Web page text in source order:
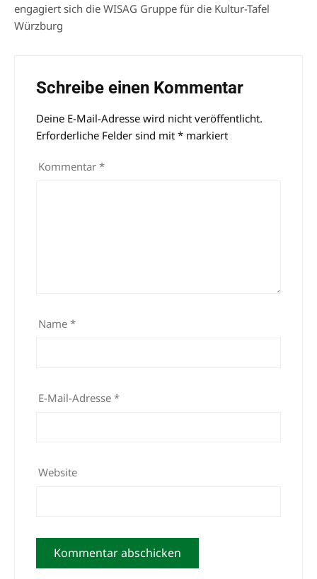
engagiert sich die WISAG Gruppe für die Kultur-Tafel
Würzburg
Schreibe einen Kommentar
Deine E-Mail-Adresse wird nicht veröffentlicht.
Erforderliche Felder sind mit * markiert
Kommentar *
Name *
E-Mail-Adresse *
Website
Alternative: